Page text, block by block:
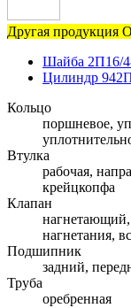
Другая
Шайба 2П16/
Цилиндр
Кольцо
поршневое,
Втулка
рабочая,
крейцкопфа
Клапан
нагнетающий,
нагнетания,
Подшипник
задний,
Труба
оребренная